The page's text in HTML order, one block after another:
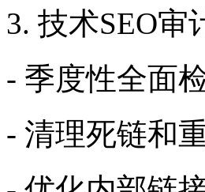
3. 技术SEO审
- 季度性全面
- 清理死链和